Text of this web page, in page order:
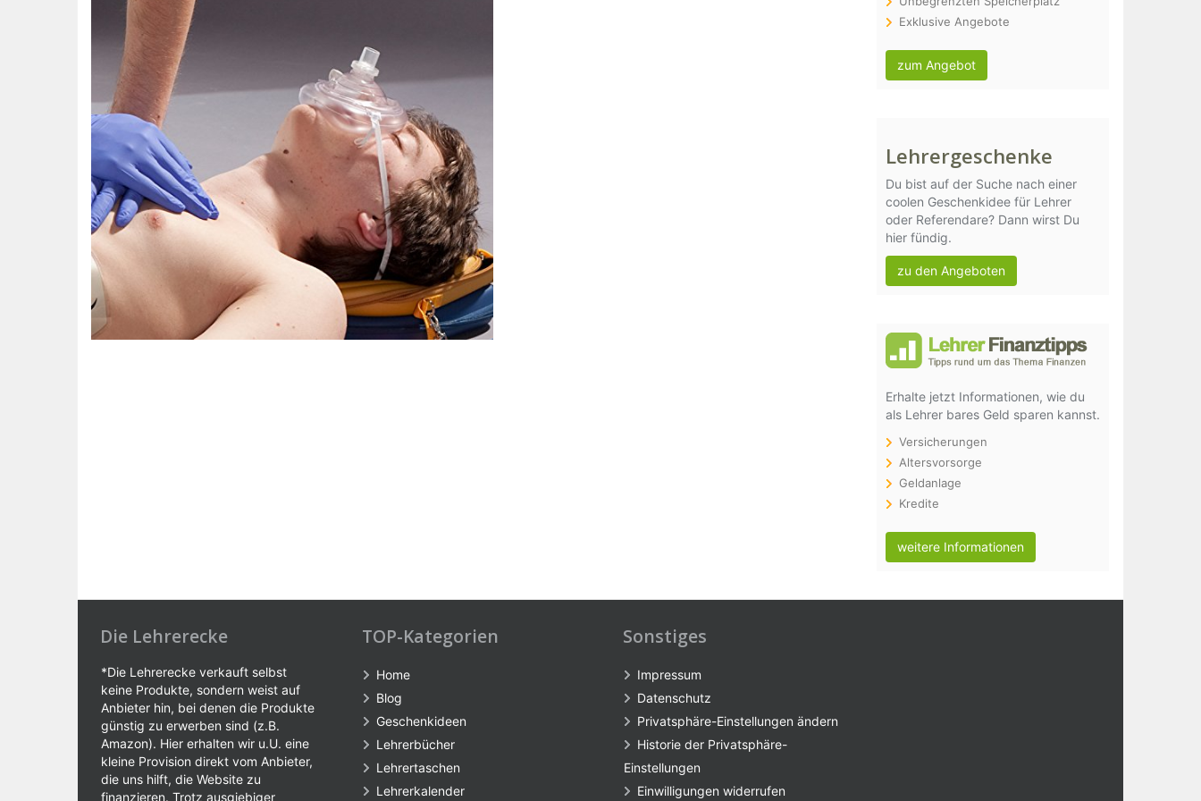
Exklusive Angebote
zum Angebot
Lehrergeschenke
Du bist auf der Suche nach einer
coolen Geschenkidee für Lehrer
oder Referendare? Dann wirst Du
hier fündig.
zu den Angeboten
Erhalte jetzt Informationen, wie du
als Lehrer bares Geld sparen kannst.
Versicherungen
Altersvorsorge
Geldanlage
Kredite
weitere Informationen
Die Lehrerecke
*Die Lehrerecke verkauft selbst
keine Produkte, sondern weist auf
Anbieter hin, bei denen die Produkte
günstig zu erwerben sind (z.B.
Amazon). Hier erhalten wir u.U. eine
kleine Provision direkt vom Anbieter,
die uns hilft, die Website zu
finanzieren. Trotz ausgiebiger
TOP-Kategorien
Home
Blog
Geschenkideen
Lehrerbücher
Lehrertaschen
Lehrerkalender
Sonstiges
Impressum
Datenschutz
Privatsphäre-Einstellungen ändern
Historie der Privatsphäre-
Einstellungen
Einwilligungen widerrufen